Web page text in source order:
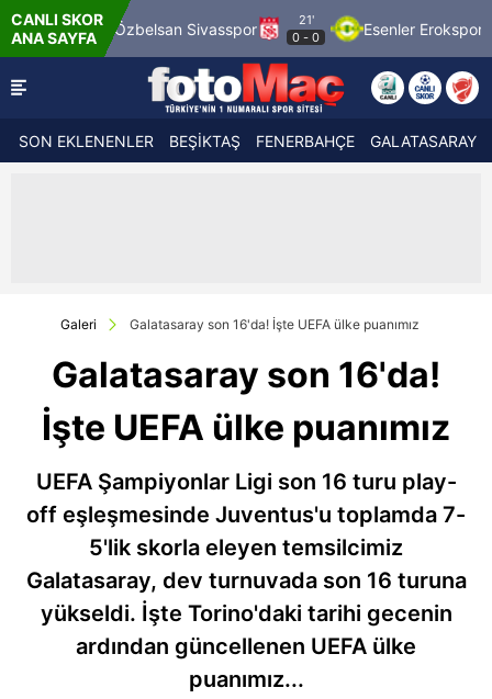
CANLI SKOR
ANA SAYFA
Spor Özbelsan Sivasspor
21'
0- Esenler Erokspor
SON EKLENENLER BEŞİKTAŞ FENERBAHÇE GALATASARAY
Galeri Galatasaray son 16'da! İşte UEFA ülke puanımız
Galatasaray son 16'da!
İşte UEFA ülke puanımız
UEFA Şampiyonlar Ligi son 16 turu play-
off eşleşmesinde Juventus'u toplamda 7-
5'lik skorla eleyen temsilcimiz
Galatasaray, dev turnuvada son 16 turuna
yükseldi. İşte Torino'daki tarihi gecenin
ardından güncellenen UEFA ülke
puanımız...